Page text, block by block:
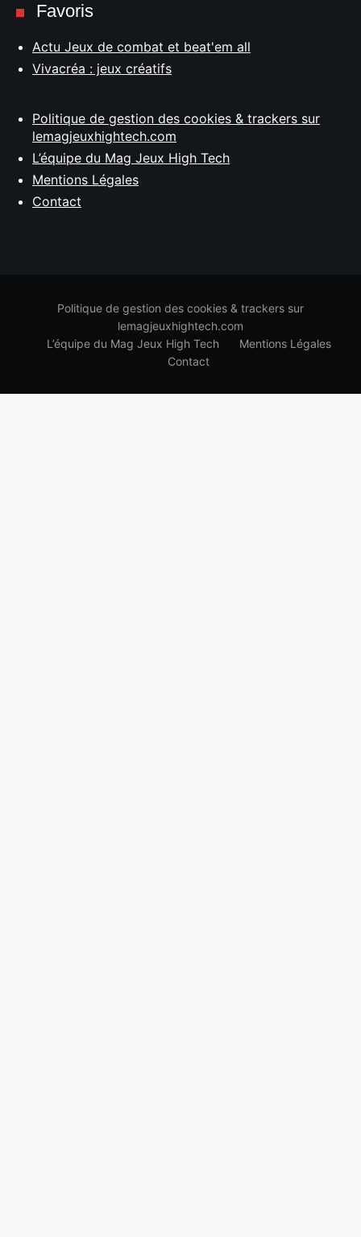
Favoris
Actu Jeux de combat et beat'em all
Vivacréa : jeux créatifs
Politique de gestion des cookies & trackers sur
lemagjeuxhightech.com
L’équipe du Mag Jeux High Tech
Mentions Légales
Contact
Politique de gestion des cookies & trackers sur
lemagjeuxhightech.com
L’équipe du Mag Jeux High Tech
Mentions Légales
Contact